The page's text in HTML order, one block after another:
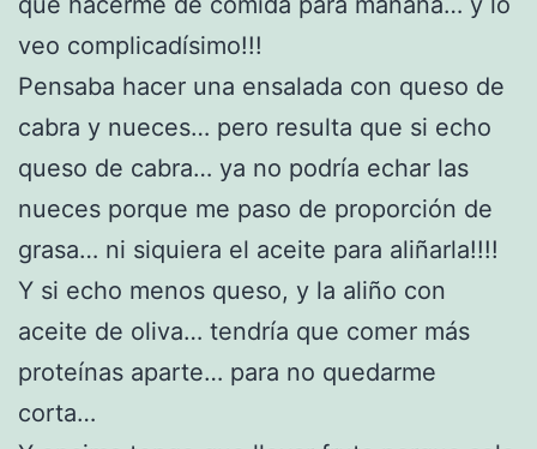
veo complicadísimo!!!
Pensaba hacer una ensalada con queso de
cabra y nueces… pero resulta que si echo
queso de cabra… ya no podría echar las
nueces porque me paso de proporción de
grasa… ni siquiera el aceite para aliñarla!!!!
Y si echo menos queso, y la aliño con
aceite de oliva… tendría que comer más
proteínas aparte… para no quedarme
corta…